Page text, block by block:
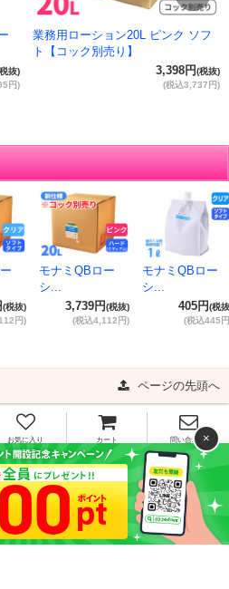
×
抜)
円)
業務用ローション20L ピンク ソフ
ト【コック別売り】
3,398円(税抜)
(税込3,737円)
(税抜)
円)
モナミQBロー
シ...
3,739円(税抜)
(税込4,112円)
モナミQBロー
シ...
405円(税
(税込445
ページの先頭へ
お気に入り カート 問い合わせ
341-910
付時間]平日11:00～16:00
でのご注文で当日出荷!!